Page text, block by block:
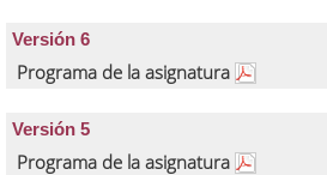
Versión 6
Programa de la asignatura
Versión 5
Programa de la asignatura